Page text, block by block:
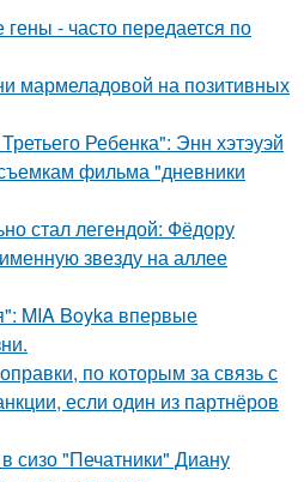
- часто передается по
мармеладовой на позитивных
Ребенка": Энн хэтэуэй
фильма "дневники
стал легендой: Фёдору
звезду на аллее
MIA Boyka впервые
по которым за связь с
если один из партнёров
"Печатники" Диану